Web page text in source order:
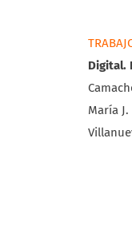
Digital.
María